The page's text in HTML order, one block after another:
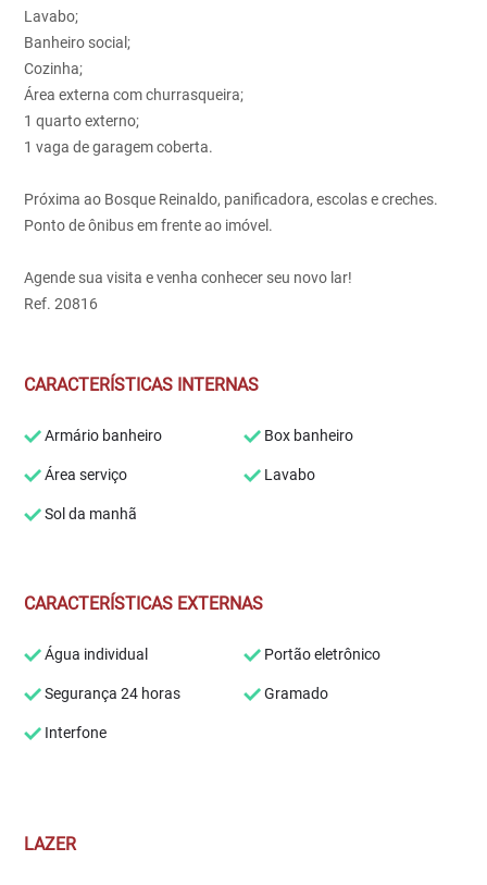
Lavabo;
Banheiro social;
Cozinha;
Área externa com churrasqueira;
1 quarto externo;
1 vaga de garagem coberta.
Próxima ao Bosque Reinaldo, panificadora, escolas e creches.
Ponto de ônibus em frente ao imóvel.
Agende sua visita e venha conhecer seu novo lar!
Ref. 20816
CARACTERÍSTICAS INTERNAS
Armário banheiro Box banheiro
Área serviço Lavabo
Sol da manhã
CARACTERÍSTICAS EXTERNAS
Água individual Portão eletrônico
Segurança 24 horas Gramado
Interfone
LAZER